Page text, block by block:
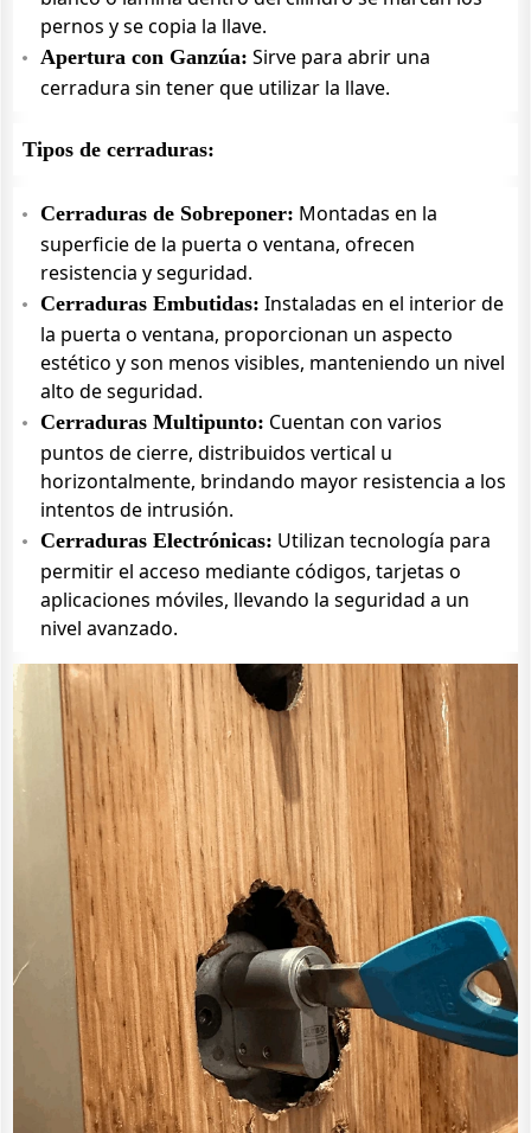
pernos y se copia la llave.
Apertura con Ganzúa: Sirve para abrir una
cerradura sin tener que utilizar la llave.
Tipos de cerraduras:
Cerraduras de Sobreponer: Montadas en la
superficie de la puerta o ventana, ofrecen
resistencia y seguridad.
Cerraduras Embutidas: Instaladas en el interior de
la puerta o ventana, proporcionan un aspecto
estético y son menos visibles, manteniendo un nivel
alto de seguridad.
Cerraduras Multipunto: Cuentan con varios
puntos de cierre, distribuidos vertical u
horizontalmente, brindando mayor resistencia a los
intentos de intrusión.
Cerraduras Electrónicas: Utilizan tecnología para
permitir el acceso mediante códigos, tarjetas o
aplicaciones móviles, llevando la seguridad a un
nivel avanzado.